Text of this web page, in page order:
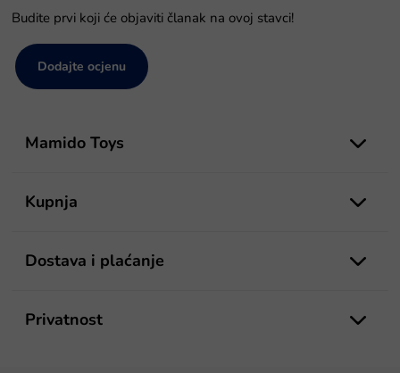
Budite prvi koji će objaviti članak na ovoj stavci!
Dodajte ocjenu
Mamido Toys
Kupnja
Dostava i plaćanje
Privatnost